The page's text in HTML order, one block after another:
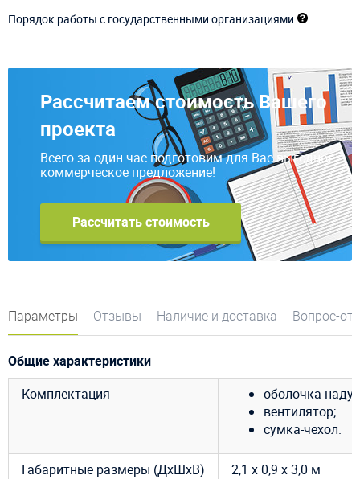
Порядок работы с государственными организациями
Рассчитаем стоимость Вашего
проекта
Всего за один час подготовим для Вас выгодное
коммерческое предложение!
Рассчитать стоимость
Параметры Отзывы Наличие и доставка Вопрос-
Общие характеристики
Комплектация
оболочка
вентилятор;
сумка-чехол.
Габаритные размеры (ДхШхВ)
2,1 х 0,9 х 3,0 м